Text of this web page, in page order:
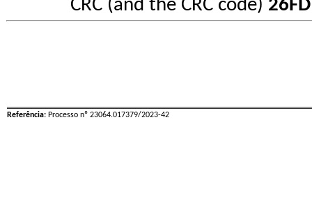
CRC (and the CRC code)
Referência: Processo nº 23064.017379/2023-42